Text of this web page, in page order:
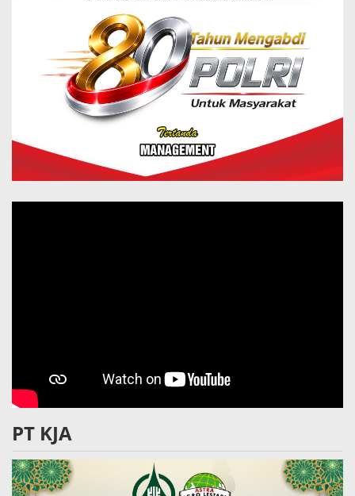
PT KJA